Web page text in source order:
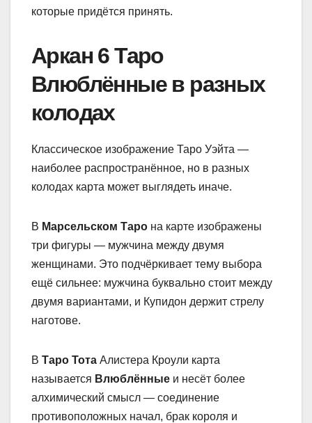
которые придётся принять.
Аркан 6 Таро
Влюблённые в разных
колодах
Классическое изображение Таро Уэйта —
наиболее распространённое, но в разных
колодах карта может выглядеть иначе.
В Марсельском Таро на карте изображены
три фигуры — мужчина между двумя
женщинами. Это подчёркивает тему выбора
ещё сильнее: мужчина буквально стоит между
двумя вариантами, и Купидон держит стрелу
наготове.
В Таро Тота Алистера Кроули карта
называется Влюблённые и несёт более
алхимический смысл — соединение
противоположных начал, брак короля и